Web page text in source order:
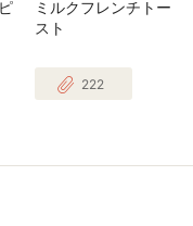
ミルクフレンチトー
スト
222